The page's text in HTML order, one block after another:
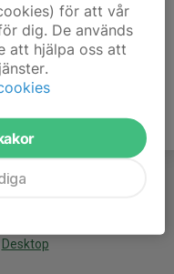
Desktop
för att vår
dig. De används
att hjälpa oss att